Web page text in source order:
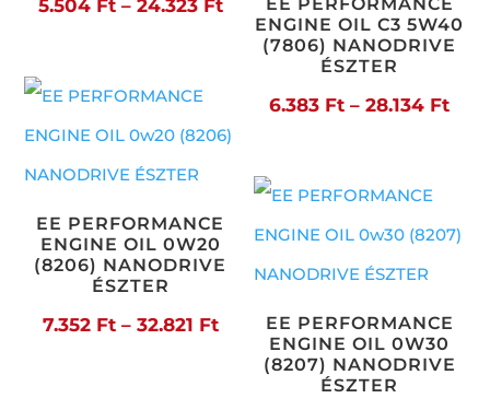
5.504 Ft – 24.323 FtÁrtartomány:
5.504 Ft
EE PERFORMANCE
ENGINE OIL C3 5W40
(7806) NANODRIVE
ÉSZTER
6.383 Ft – 28.134 Ft
EE PERFORMANCE
ENGINE OIL 0W20
(8206) NANODRIVE
ÉSZTER
7.352 Ft – 32.821 FtÁrtartomány:
7.352 Ft
EE PERFORMANCE
ENGINE OIL 0W30
(8207) NANODRIVE
ÉSZTER